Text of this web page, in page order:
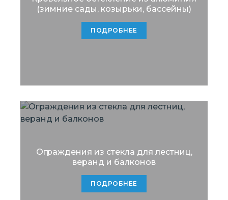
(зимние сады, козырьки, бассейны)
ПОДРОБНЕЕ
Ограждения из стекла для лестниц,
веранд и балконов
ПОДРОБНЕЕ